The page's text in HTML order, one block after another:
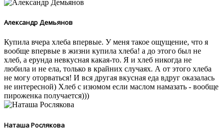
Александр Демьянов
Купила вчера хлеба впервые. У меня такое ощущение, что я
вообще впервые в жизни купила хлеба! а до этого был не
хлеб, а ерунда невкусная какая-то. Я и хлеб никогда не
любила и не ела, только в крайних случаях. А от этого хлеба
не могу оторваться! И вся другая вкусная еда вдруг оказалась
не интересной) Хлеб с изюмом если маслом намазать - вообще
пироженка получается)))
Наташа Рослякова